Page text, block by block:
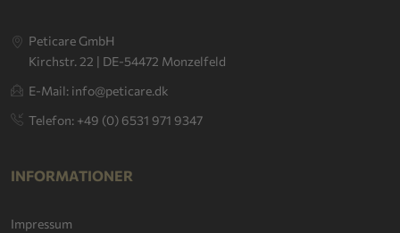
Peticare GmbH
Kirchstr. 22 | DE-54472 Monzelfeld
E-Mail: info@peticare.dk
Telefon: +49 (0) 6531 971 9347
INFORMATIONER
Impressum